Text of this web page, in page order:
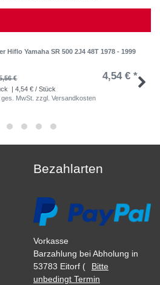
Hiflo Yamaha SR 500 2J4 48T 1978 - 1999
€ 4,54 € *
| 4,54 € / Stück
MwSt. zzgl.Versandkosten
Bezahlarten
Vorkasse
Barzahlung bei Abholung in
53783 Eitorf (
Bitte
unbedingt Termin